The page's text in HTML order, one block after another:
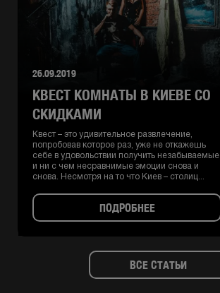
КВЕСТ КОМНАТЫ В КИЕВЕ СО
СКИДКАМИ
Квест – это удивительное развлечение,
попробовав которое раз, уже не откажешь
себе в удовольствии получить незабываемые
и ни с чем несравнимые эмоции снова и
снова. Несмотря на то что Киев – столиц...
26.09.2019
ПОДРОБНЕЕ
ВСЕ СТАТЬИ